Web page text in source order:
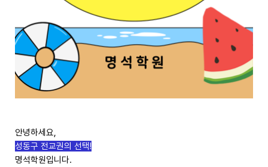
안녕하세요,
성동구 전교권의 선택!
명석학원입니다.